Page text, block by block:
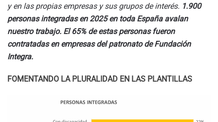
y en las propias empresas y sus grupos deinterés. 1.900
personas integradas en 2025 en toda España avalan
nuestro trabajo. El65% de estas personas fueron
contratadas en empresas del patronato de Fundación
Integra.
FOMENTANDO LA PLURALIDAD EN LAS PLANTILLAS